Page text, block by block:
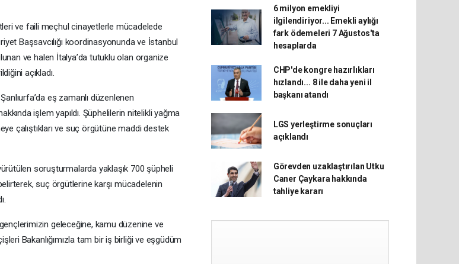
ve faili meçhul cinayetlerle mücadelede
Başsavcılığı koordinasyonunda ve İstanbul
ve halen İtalya’da tutuklu olan organize
açıkladı.
eş zamanlı düzenlenen
işlem yapıldı. Şüphelilerin nitelikli yağma
çalıştıkları ve suç örgütüne maddi destek
soruşturmalarda yaklaşık 700 şüpheli
belirterek, suç örgütlerine karşı mücadelenin
geleceğine, kamu düzenine ve
Bakanlığımızla tam bir iş birliği ve eşgüdüm
6 milyon emekliyi
ilgilendiriyor... Emekli aylığı
fark ödemeleri 7 Ağustos'ta
hesaplarda
CHP'de kongre hazırlıkları
hızlandı... 8 ile daha yeni il
başkanı atandı
LGS yerleştirme sonuçları
açıklandı
Görevden uzaklaştırılan Utku
Caner Çaykara hakkında
tahliye kararı